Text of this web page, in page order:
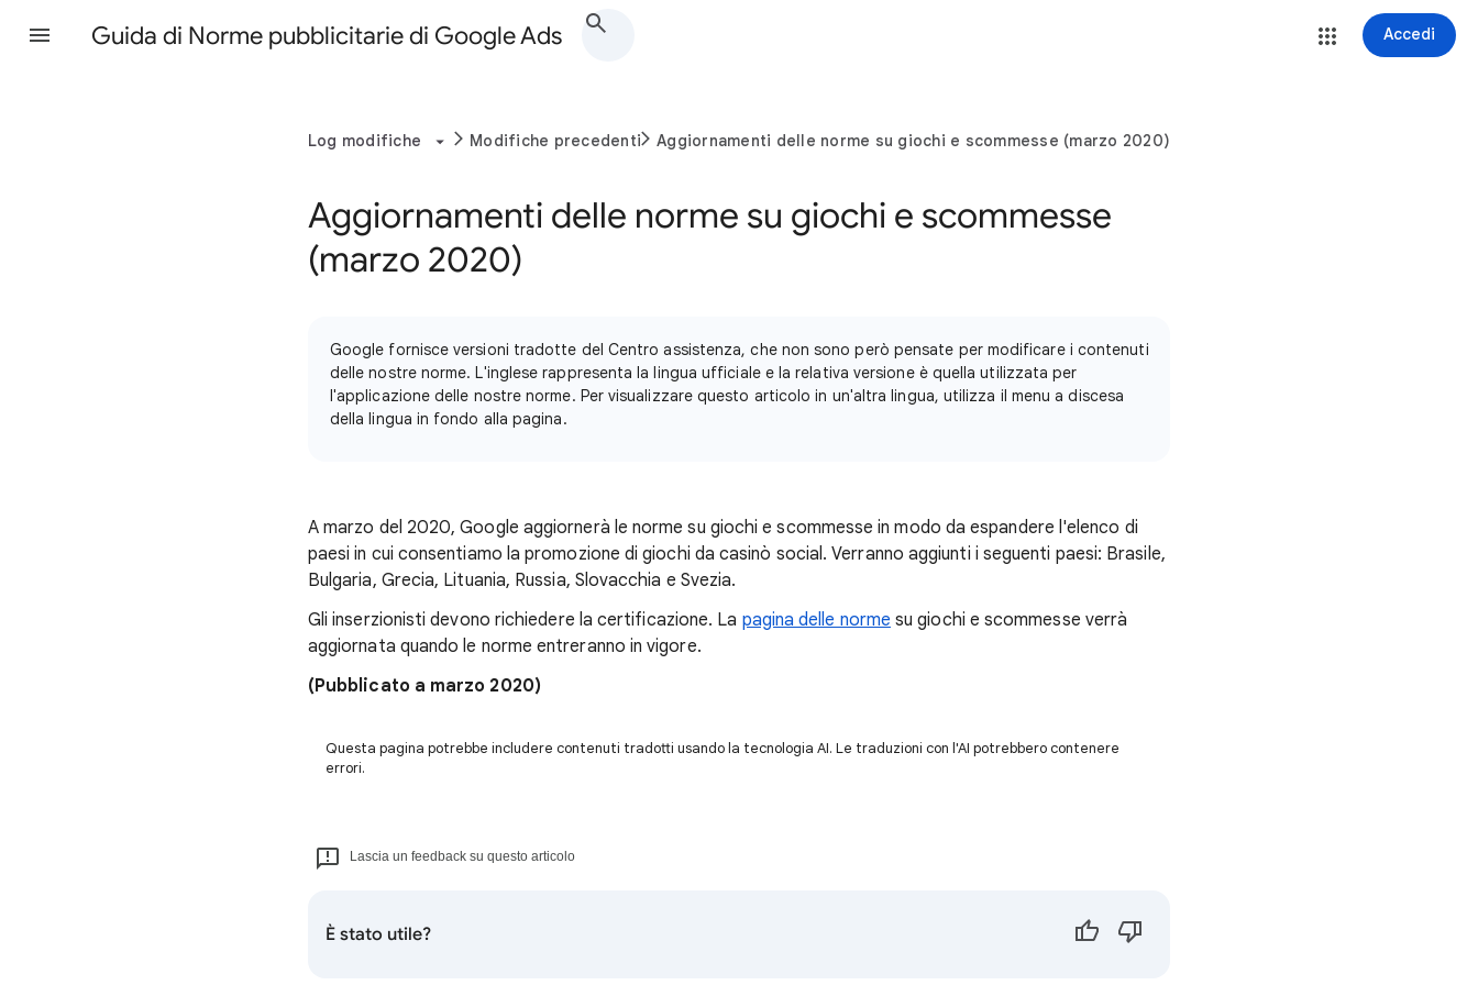
Guida di Norme pubblicitarie di Google Ads Accedi
Log modifiche Modifiche precedenti Aggiornamenti delle norme su giochi e scommesse (marzo 2020)
Aggiornamenti delle norme su giochi e scommesse
(marzo 2020)
Google fornisce versioni tradotte del Centro assistenza, che non sono però pensate per modificare i contenuti
delle nostre norme. L'inglese rappresenta la lingua ufficiale e la relativa versione è quella utilizzata per
l'applicazione delle nostre norme. Per visualizzare questo articolo in un'altra lingua, utilizza il menu a discesa
della lingua in fondo alla pagina.
A marzo del 2020, Google aggiornerà le norme su giochi e scommesse in modo da espandere l'elenco di
paesi in cui consentiamo la promozione di giochi da casinò social. Verranno aggiunti i seguenti paesi: Brasile,
Bulgaria, Grecia, Lituania, Russia, Slovacchia e Svezia.
Gli inserzionisti devono richiedere la certificazione. La pagina delle norme su giochi e scommesse verrà
aggiornata quando le norme entreranno in vigore.
(Pubblicato a marzo 2020)
Questa pagina potrebbe includere contenuti tradotti usando la tecnologia AI. Le traduzioni con l'AI potrebbero contenere
errori.
Lascia un feedback su questo articolo
È stato utile?